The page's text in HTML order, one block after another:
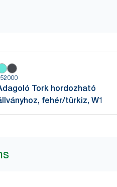
Tork hordozható
fehér/türkiz, W1